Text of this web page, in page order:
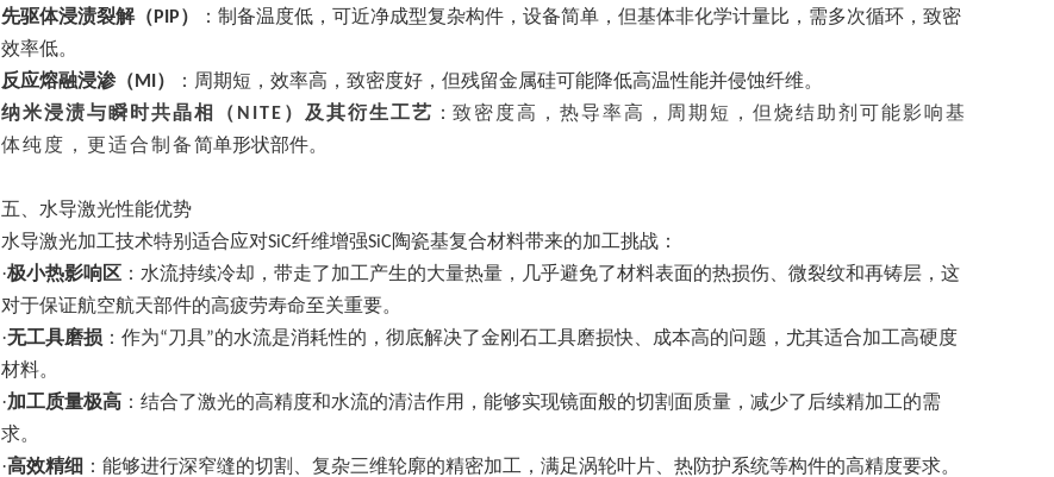
先驱体浸渍裂解（ PIP）
：制备温度低，可近净成型复杂构件，设备简单，但基体非化学计量比，需多次循环，致密
效率低。
反应熔融浸渗（ MI ）
：周期短，效率高，致密度好，但残留金属硅可能降低高温性能并侵蚀纤维。
纳米浸渍与瞬时共晶相（ NITE ）及其衍生工艺 ： 致密度高，热导率高，周期短，但烧结助剂可能影响基
体纯度，更适合制备简单形状部件。
五、 水导激光性能优势
水导激光加工技术特别适合应对SiC纤维增强SiC陶瓷基复合材料带来的加工挑战：
·极小热影响区 ：水流持续冷却，带走了加工产生的大量热量，几乎避免了材料表面的热损伤、微裂纹和再铸层，这
对于保证航空航天部件的高疲劳寿命至关重要。
·无工具磨损 ：作为“刀具”的水流是消耗性的，彻底解决了金刚石工具磨损快、成本高的问题，尤其适合加工高硬度
材料。
·加工质量极高 ：结合了激光的高精度和水流的清洁作用，能够实现镜面般的切割面质量，减少了后续精加工的需
求。
·高效精细 ：能够进行深窄缝的切割、复杂三维轮廓的精密加工，满足涡轮叶片、热防护系统等构件的高精度要求。